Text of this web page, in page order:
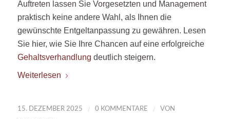
Auftreten lassen Sie Vorgesetzten und Management
praktisch keine andere Wahl, als Ihnen die
gewünschte Entgeltanpassung zu gewähren. Lesen
Sie hier, wie Sie Ihre Chancen auf eine erfolgreiche
Gehaltsverhandlung deutlich steigern.
Weiterlesen
15. DEZEMBER 2025 / 0 KOMMENTARE / VON